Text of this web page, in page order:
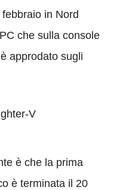
in Nord
che sulla console
approdato sugli
è che la prima
è terminata il 20